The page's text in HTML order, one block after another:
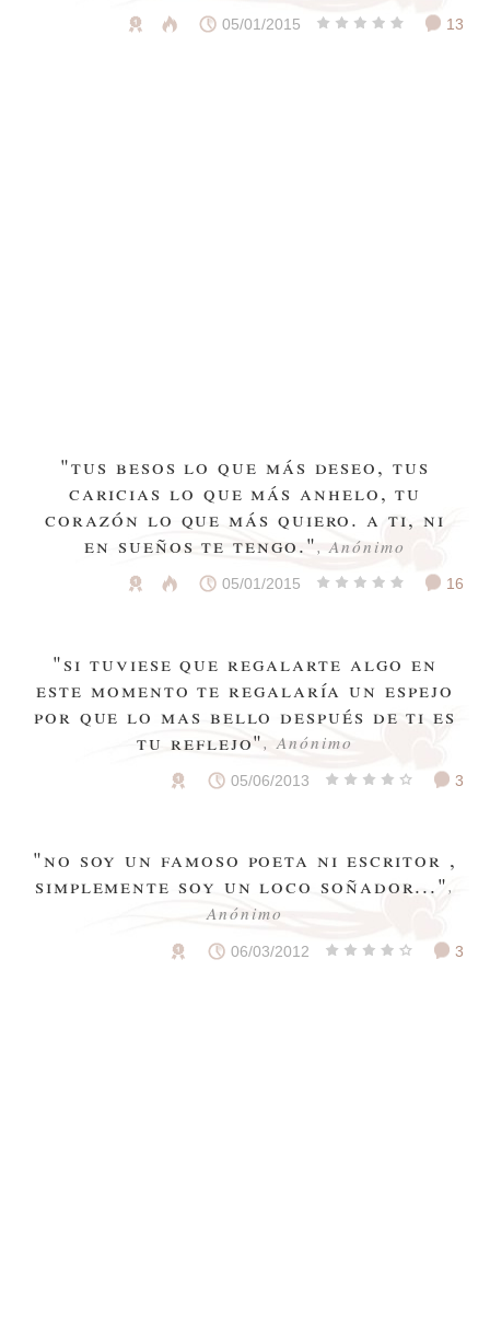
05/01/2015 13
"tus besos lo que más deseo, tus
caricias lo que más anhelo, tu
corazón lo que más quiero. a ti, ni
en sueños te tengo.", Anónimo
05/01/2015 16
"si tuviese que regalarte algo en
este momento te regalaría un espejo
por que lo mas bello después de ti es
tu reflejo", Anónimo
05/06/2013 3
"no soy un famoso poeta ni escritor ,
simplemente soy un loco soñador...",
Anónimo
06/03/2012 3